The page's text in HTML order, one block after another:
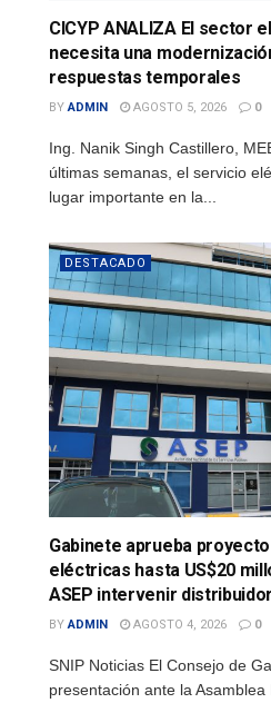
CICYP ANALIZA El sector
necesita una
respuestas temporales
BY ADMIN AGOSTO 5, 2026 0
Ing. Nanik Singh Castillero,
últimas semanas, el servicio
lugar importante en la...
DESTACADO
Gabinete aprueba
eléctricas hasta US$20
ASEP intervenir
BY ADMIN AGOSTO 4, 2026 0
SNIP Noticias El Consejo de
presentación ante la Asamblea